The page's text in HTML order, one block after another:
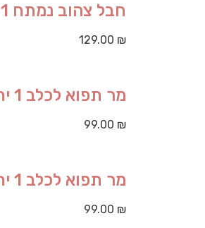
חבל צהוב נמתח 1 יחידות
129.00 ₪
מר תפוא לכלב 1 יחידות
99.00 ₪
מר תפוא לכלב 1 יחידות
99.00 ₪